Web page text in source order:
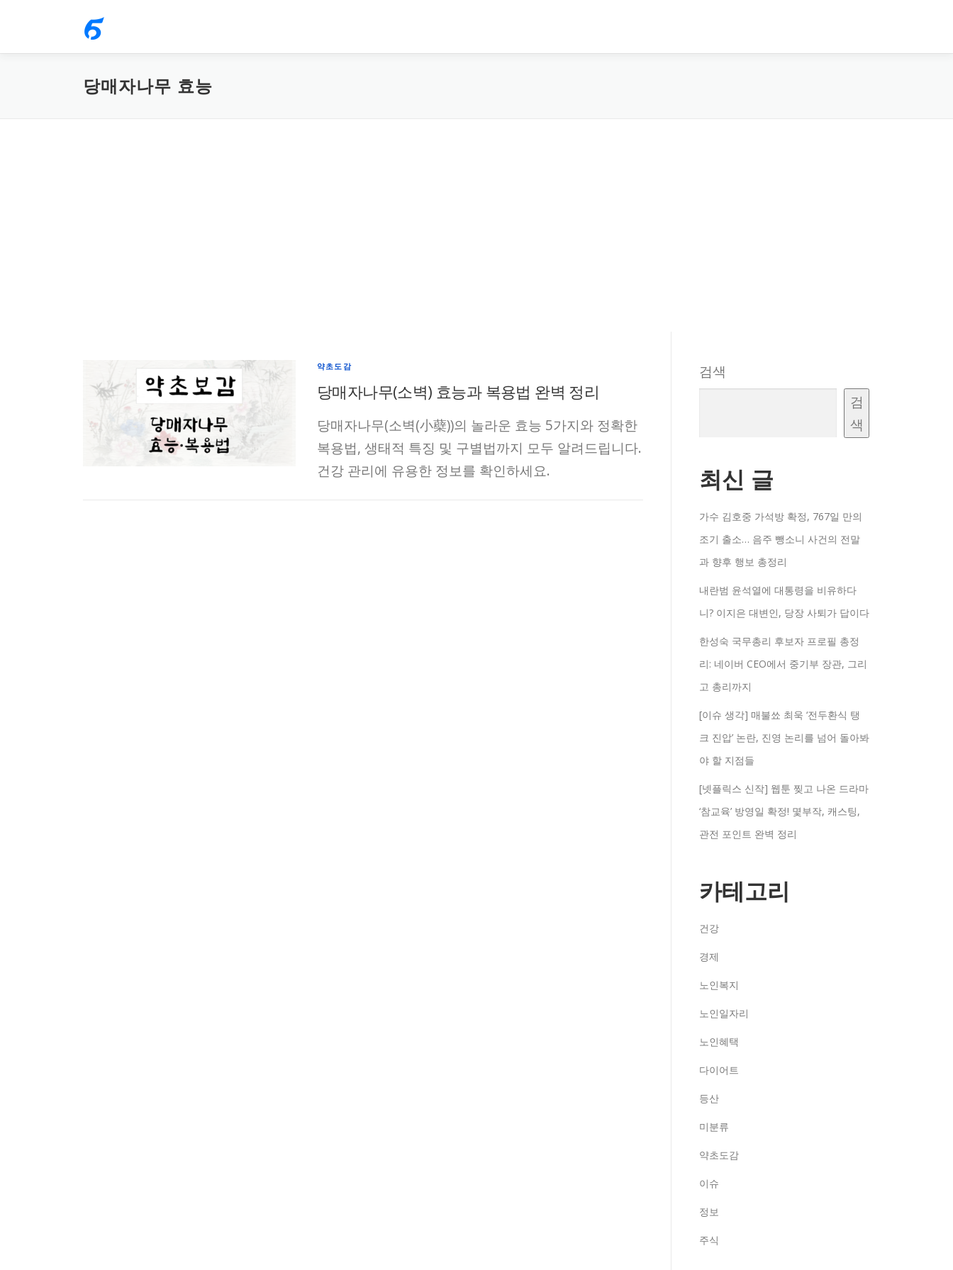
으
당매자나무 효능
약초도감
당매자나무(소벽) 효능과 복용법 완벽 정리
당매자나무(소벽(小蘗))의 놀라운 효능 5가지와 정확한
복용법, 생태적 특징 및 구별법까지 모두 알려드립니다.
건강 관리에 유용한 정보를 확인하세요.
검색
검
색
최신 글
가수 김호중 가석방 확정, 767일 만의
조기 출소… 음주 뺑소니 사건의 전말
과 향후 행보 총정리
내란범 윤석열에 대통령을 비유하다
니? 이지은 대변인, 당장 사퇴가 답이다
한성숙 국무총리 후보자 프로필 총정
리: 네이버 CEO에서 중기부 장관, 그리
고 총리까지
[이슈 생각] 매불쑈 최욱 ‘전두환식 탱
크 진압’ 논란, 진영 논리를 넘어 돌아봐
야 할 지점들
[넷플릭스 신작] 웹툰 찢고 나온 드라마
‘참교육’ 방영일 확정! 몇부작, 캐스팅,
관전 포인트 완벽 정리
카테고리
건강
경제
노인복지
노인일자리
노인혜택
다이어트
등산
미분류
약초도감
이슈
정보
주식